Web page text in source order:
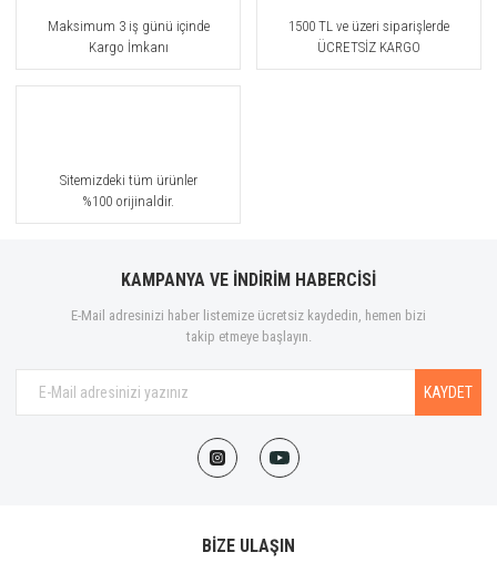
Maksimum 3 iş günü içinde
Kargo İmkanı
1500 TL ve üzeri siparişlerde
ÜCRETSİZ KARGO
Sitemizdeki tüm ürünler
%100 orijinaldir.
KAMPANYA VE İNDİRİM HABERCİSİ
E-Mail adresinizi haber listemize ücretsiz kaydedin, hemen bizi
takip etmeye başlayın.
KAYDET
BİZE ULAŞIN